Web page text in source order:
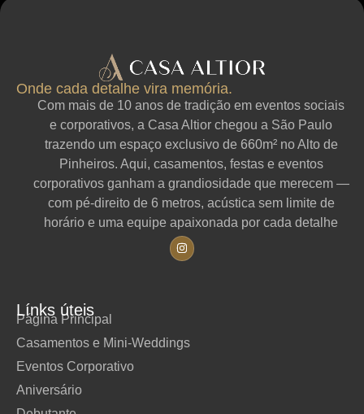
Onde cada detalhe vira memória.
Com mais de 10 anos de tradição em eventos sociais
e corporativos, a Casa Altior chegou a São Paulo
trazendo um espaço exclusivo de 660m² no Alto de
Pinheiros. Aqui, casamentos, festas e eventos
corporativos ganham a grandiosidade que merecem —
com pé-direito de 6 metros, acústica sem limite de
horário e uma equipe apaixonada por cada detalhe
Línks úteis
Página Principal
Casamentos e Mini-Weddings
Eventos Corporativo
Aniversário